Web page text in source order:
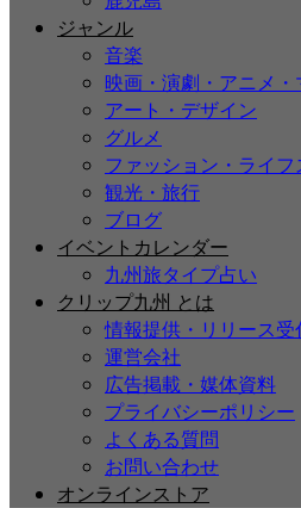
ジャンル
音楽
映画・演劇・アニメ・
アート・デザイン
グルメ
ファッション・ライ
観光・旅行
ブログ
イベントカレンダー
九州旅タイプ占い
クリップ九州 とは
情報提供・リリース受
運営会社
広告掲載・媒体資料
プライバシーポリシー
よくある質問
お問い合わせ
オンラインストア